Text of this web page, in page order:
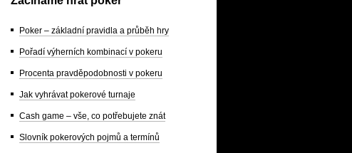
Poker – základní pravidla a průběh hry
Pořadí výherních kombinací v pokeru
Procenta pravděpodobnosti v pokeru
Jak vyhrávat pokerové turnaje
Cash game – vše, co potřebujete znát
Slovník pokerových pojmů a termínů